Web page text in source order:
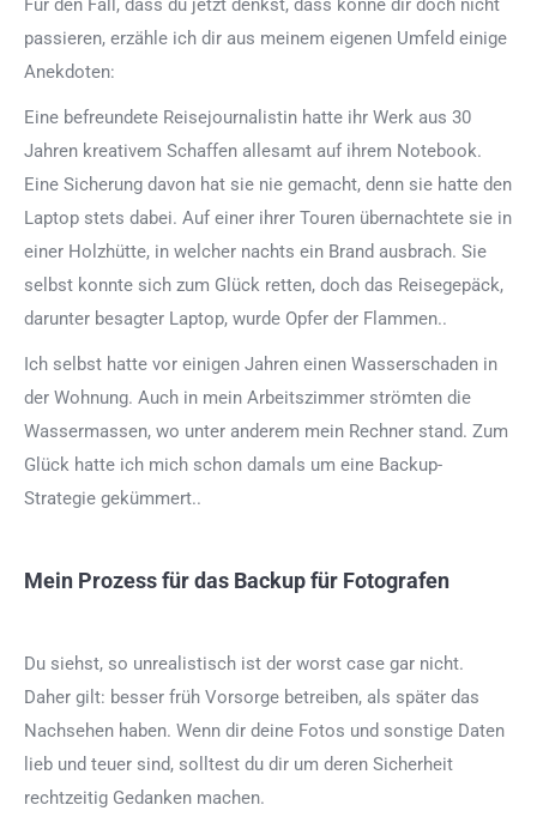
Für den Fall, dass du jetzt denkst, dass könne dir doch nicht
passieren, erzähle ich dir aus meinem eigenen Umfeld einige
Anekdoten:
Eine befreundete Reisejournalistin hatte ihr Werk aus 30
Jahren kreativem Schaffen allesamt auf ihrem Notebook.
Eine Sicherung davon hat sie nie gemacht, denn sie hatte den
Laptop stets dabei. Auf einer ihrer Touren übernachtete sie in
einer Holzhütte, in welcher nachts ein Brand ausbrach. Sie
selbst konnte sich zum Glück retten, doch das Reisegepäck,
darunter besagter Laptop, wurde Opfer der Flammen..
Ich selbst hatte vor einigen Jahren einen Wasserschaden in
der Wohnung. Auch in mein Arbeitszimmer strömten die
Wassermassen, wo unter anderem mein Rechner stand. Zum
Glück hatte ich mich schon damals um eine Backup-
Strategie gekümmert..
Mein Prozess für das Backup für Fotografen
Du siehst, so unrealistisch ist der worst case gar nicht.
Daher gilt: besser früh Vorsorge betreiben, als später das
Nachsehen haben. Wenn dir deine Fotos und sonstige Daten
lieb und teuer sind, solltest du dir um deren Sicherheit
rechtzeitig Gedanken machen.